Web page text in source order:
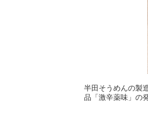
半田そうめんの製
品「激辛薬味」の